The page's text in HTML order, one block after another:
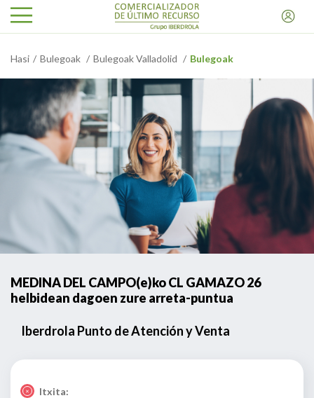
Hasi Bulegoak Bulegoak Valladolid Bulegoak
MEDINA DEL CAMPO(e)ko CL GAMAZO 26
helbidean dagoen zure arreta-puntua
Iberdrola Punto de Atención y Venta
Itxita: